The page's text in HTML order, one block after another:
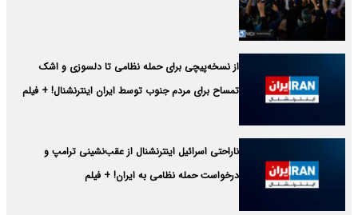
از نسخه‌پیچی برای حمله نظامی تا دلسوزی و اشک
تمساح برای مردم جنوب توسط ایران اینترنشنال! + فیلم
ناراحتی اسرائیل اینترنشنال از عقب‌نشینی ترامپ و
درخواست حمله نظامی به ایران! + فیلم